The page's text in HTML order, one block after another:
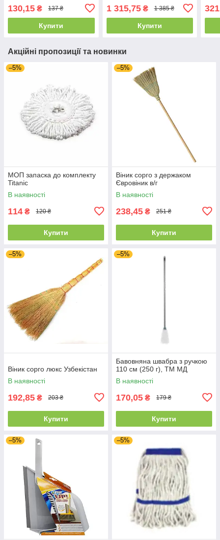
130,15 ₴ 137 ₴
Купити
1 315,75₴ 1 385 ₴
Купити
Акційні пропозиції та новинки
–5%
МОП запаска до комплекту
Titanic
В наявності
114 ₴ 120 ₴
Купити
–5%
Віник сорго з держаком
Євровіник в/г
В наявності
238,45 ₴ 251 ₴
Купити
–5%
Віник сорго люкс Узбекістан
В наявності
192,85 ₴ 203 ₴
Купити
–5%
Бавовняна швабра з ручкою
110 см (250 г), ТМ МД
В наявності
170,05 ₴ 179 ₴
Купити
–5% –5%